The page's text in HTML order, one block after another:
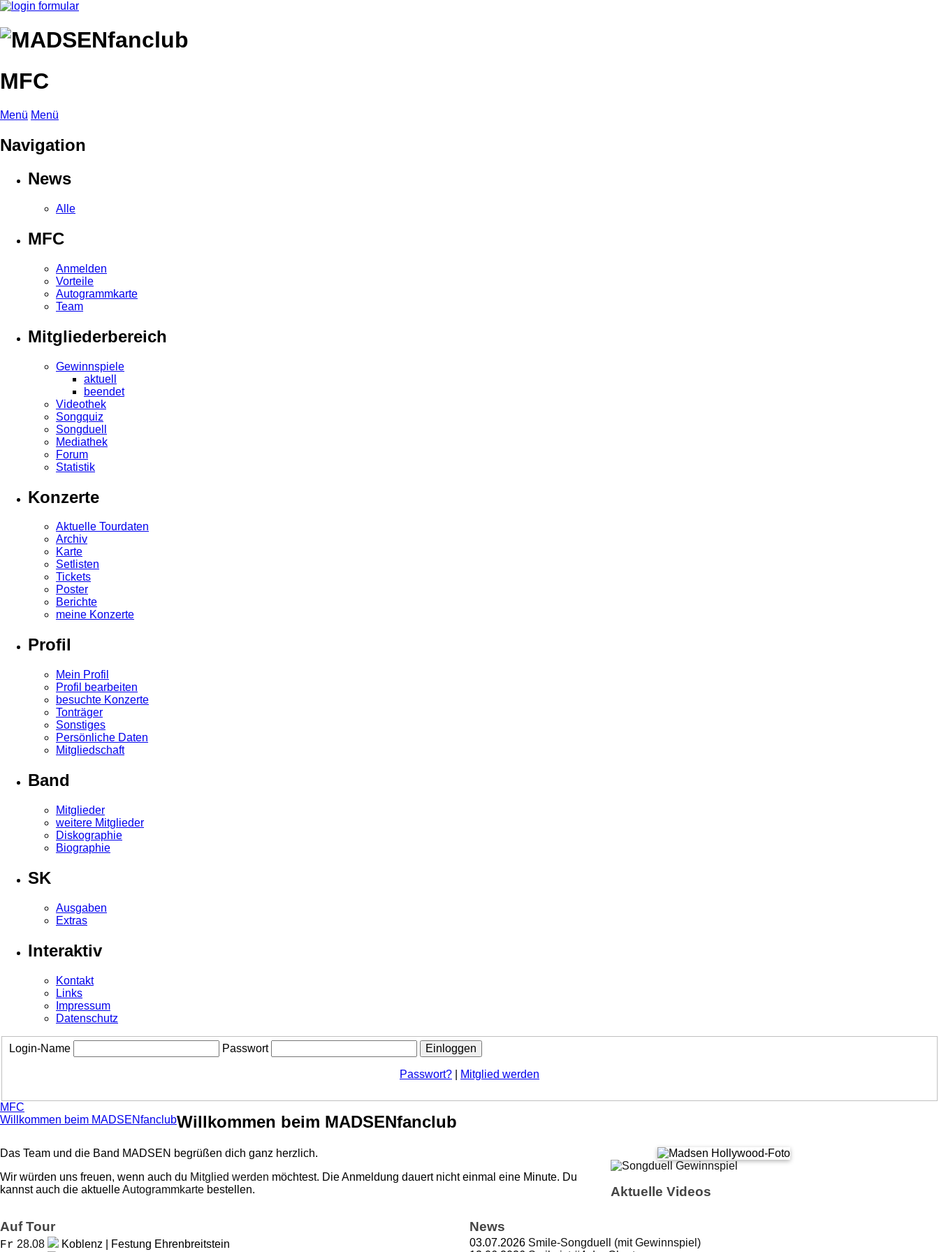
MFC
Menü Menü
Navigation
News
Alle
MFC
Anmelden
Vorteile
Autogrammkarte
Team
Mitgliederbereich
Gewinnspiele
aktuell
beendet
Videothek
Songquiz
Songduell
Mediathek
Forum
Statistik
Konzerte
Aktuelle Tourdaten
Archiv
Karte
Setlisten
Tickets
Poster
Berichte
meine Konzerte
Profil
Mein Profil
Profil bearbeiten
besuchte Konzerte
Tonträger
Sonstiges
Persönliche Daten
Mitgliedschaft
Band
Mitglieder
weitere Mitglieder
Diskographie
Biographie
SK
Ausgaben
Extras
Interaktiv
Kontakt
Links
Impressum
Datenschutz
Login-Name Passwort
Passwort? Mitglied werden
MFC
Willkommen beim MADSENfanclubWillkommen beim MADSENfanclub
Das Team und die Band MADSEN begrüßen dich ganz herzlich.
Wir würden uns freuen, wenn auch du Mitglied werden möchtest. Die Anmeldung dauert nicht einmal eine Minute. Du
kannst auch die aktuelleAutogrammkarte bestellen.
Auf Tour
Fr 28.08 Koblenz | Festung Ehrenbreitstein
News
03.07.2026 Smile-Songduell (mit Gewinnspiel)
Aktuelle Videos